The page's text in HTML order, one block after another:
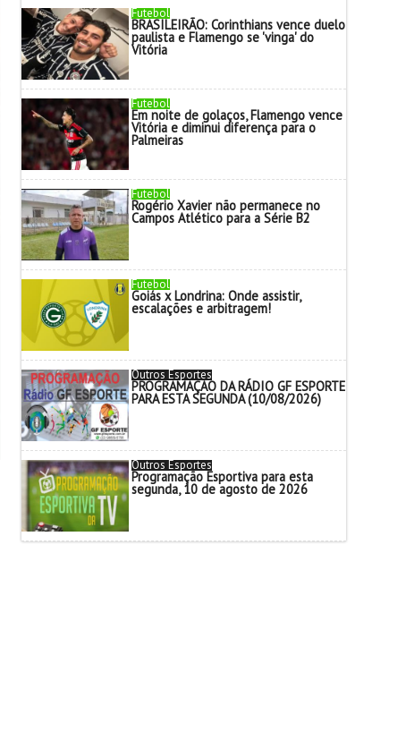
Futebol
BRASILEIRÃO: Corinthians vence duelo
paulista e Flamengo se 'vinga' do
Vitória
Futebol
Em noite de golaços, Flamengo vence
Vitória e diminui diferença para o
Palmeiras
Futebol
Rogério Xavier não permanece no
Campos Atlético para a Série B2
Futebol
Goiás x Londrina: Onde assistir,
escalações e arbitragem!
Outros Esportes
PROGRAMAÇÃO DA RÁDIO GF ESPORTE
PARA ESTA SEGUNDA (10/08/2026)
Outros Esportes
Programação Esportiva para esta
segunda, 10 de agosto de 2026